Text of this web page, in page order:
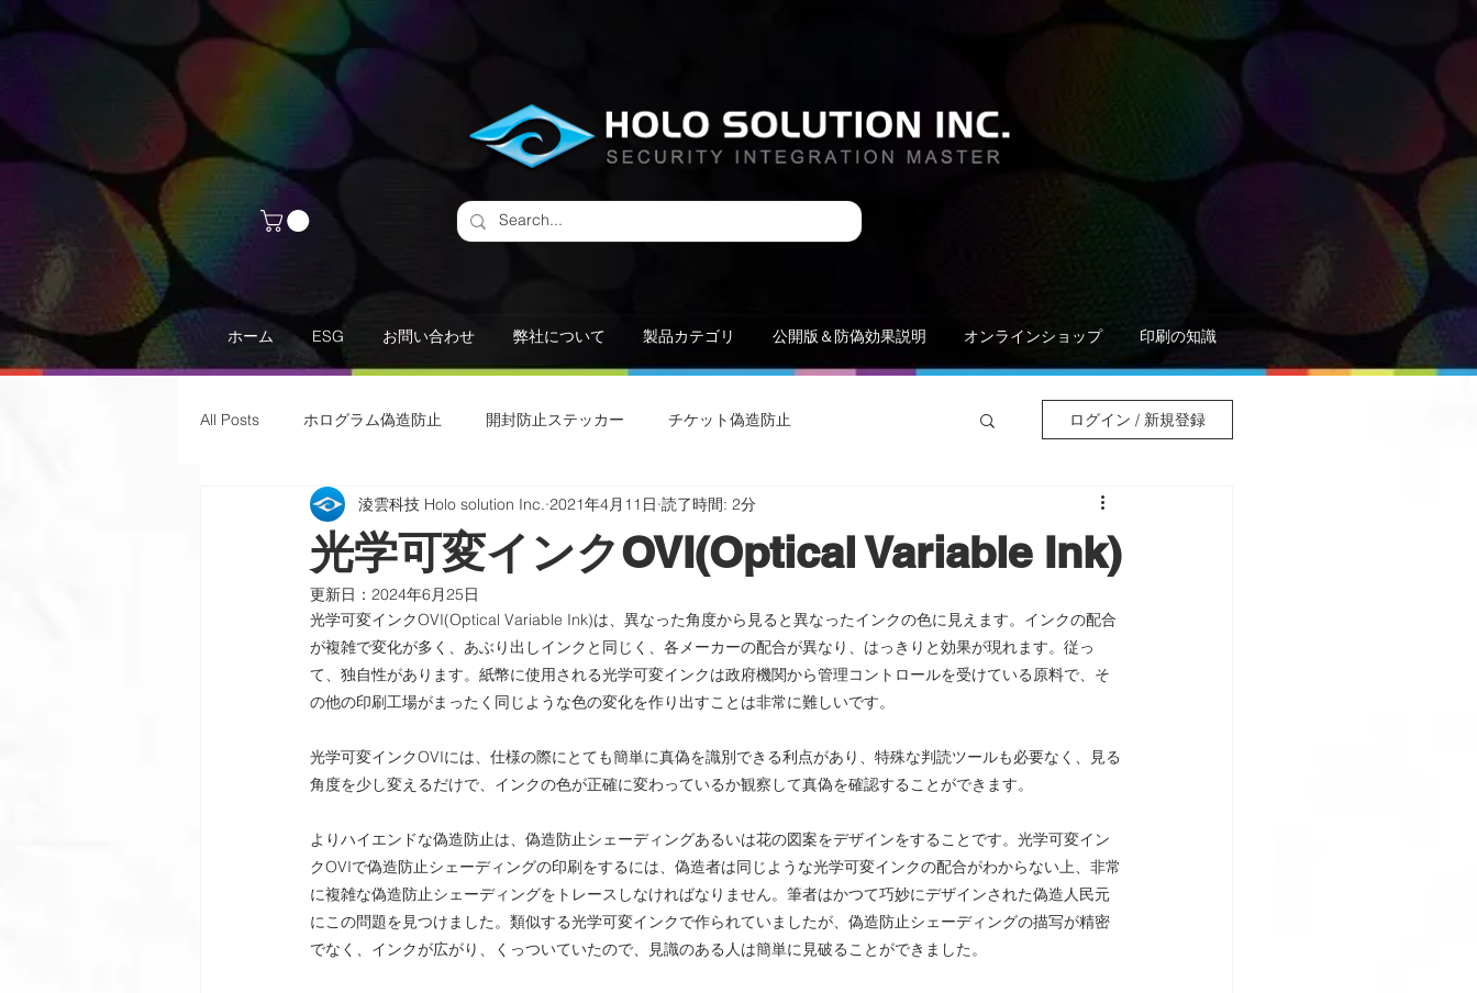
ホーム ESG お問い合わせ 弊社について 製品カテゴリ 公開版＆防偽効果説明 オンラインショップ 印刷の知識
All Posts ホログラム偽造防止 開封防止ステッカー チケット偽造防止
機密文書偽造防止 偽造防止パッケージング 銘板ステッカー
偽造防止インクと印刷 製品検証プラットホーム
会社のニュース プロセスと機器 Learning Organization
ログイン / 新規登録
光学可変インクOVI(Optical Variable Ink)
淩雲科技 Holo solution Inc. 2021年4月11日 読了時間: 2分
更新日： 2024年6月25日
光学可変インクOVI(Optical Variable Ink)は、異なった角度から見ると異なったインクの色に見えます。インクの配合
が複雑で変化が多く、あぶり出しインクと同じく、各メーカーの配合が異なり、はっきりと効果が現れます。従っ
て、独自性があります。紙幣に使用される光学可変インクは政府機関から管理コントロールを受けている原料で、そ
の他の印刷工場がまったく同じような色の変化を作り出すことは非常に難しいです。
光学可変インクOVIには、仕様の際にとても簡単に真偽を識別できる利点があり、特殊な判読ツールも必要なく、見る
角度を少し変えるだけで、インクの色が正確に変わっているか観察して真偽を確認することができます。
よりハイエンドな偽造防止は、偽造防止シェーディングあるいは花の図案をデザインをすることです。光学可変イン
クOVIで偽造防止シェーディングの印刷をするには、偽造者は同じような光学可変インクの配合がわからない上、非常
に複雑な偽造防止シェーディングをトレースしなければなりません。筆者はかつて巧妙にデザインされた偽造人民元
にこの問題を見つけました。類似する光学可変インクで作られていましたが、偽造防止シェーディングの描写が精密
でなく、インクが広がり、くっついていたので、見識のある人は簡単に見破ることができました。